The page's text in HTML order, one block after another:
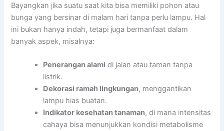
Bayangkan jika suatu saat kita bisa memiliki pohon atau
bunga yang bersinar di malam hari tanpa perlu lampu. Hal
ini bukan hanya indah, tetapi juga bermanfaat dalam
banyak aspek, misalnya:
Penerangan alami di jalan atau taman tanpa
listrik.
Dekorasi ramah lingkungan, menggantikan
lampu hias buatan.
Indikator kesehatan tanaman, di mana intensitas
cahaya bisa menunjukkan kondisi metabolisme